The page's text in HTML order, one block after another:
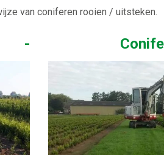
van coniferen rooien / uitsteken.
-